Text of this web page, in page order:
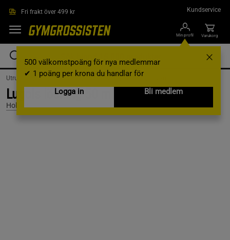
Fri frakt över 499 kr Kundservice
Min profil
500 välkomstpoäng för nya medlemmar
✔ 1 poäng per krona du handlar för
Logga in
Bli medlem
Varukorg
Utrustning & Tillbehör / Kroppsvård & Hygien / Kroppsvård
Lugols lösning 50 ml
Holistic